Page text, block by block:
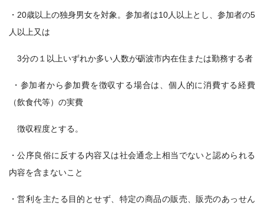
・20歳以上の独身男女を対象。参加者は10人以上とし、参加者の5
人以上又は
3分の１以上いずれか多い人数が砺波市内在住または勤務する者
・参加者から参加費を徴収する場合は、個人的に消費する経費
（飲食代等）の実費
徴収程度とする。
・公序良俗に反する内容又は社会通念上相当でないと認められる
内容を含まないこと
・営利を主たる目的とせず、特定の商品の販売、販売のあっせん